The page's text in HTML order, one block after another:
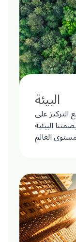
البيئة
التركيز على
البيئية